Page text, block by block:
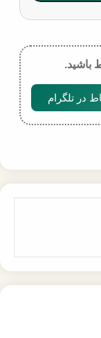
باشید.
در تلگرام